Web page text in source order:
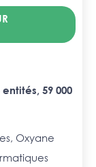
59 000
Oxyane